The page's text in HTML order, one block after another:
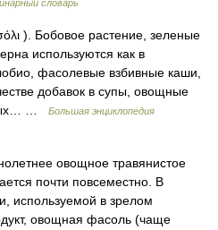
словарь
Бобовое растение, зеленые
используются как в
фасолевые взбивные каши,
добавок в супы, овощные
…
Большая энциклопедия
овощное травянистое
почти повсеместно. В
используемой в зрелом
овощная фасоль (чаще